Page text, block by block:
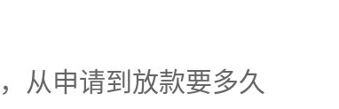
从申请到放款要多久